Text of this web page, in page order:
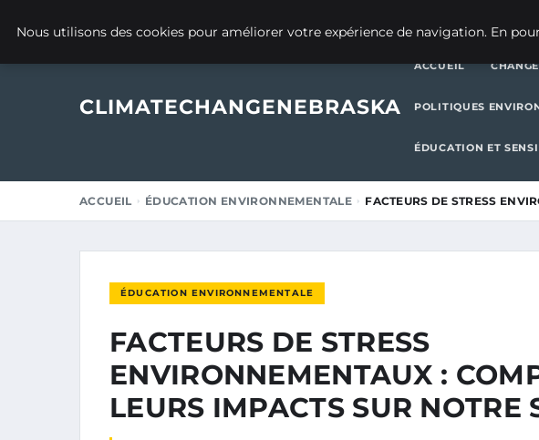
CLIMATECHANGENEBRASKA
ACCUEIL
POLITIQUES
ÉDUCATION ET
ACCUEIL ÉDUCATION ENVIRONNEMENTALE FACTEURS DE STRESS
ÉDUCATION ENVIRONNEMENTALE
FACTEURS DE STRESS
ENVIRONNEMENTAUX :
LEURS IMPACTS SUR NOTRE
Nous utilisons des cookies pour améliorer votre expérience de navigation. En